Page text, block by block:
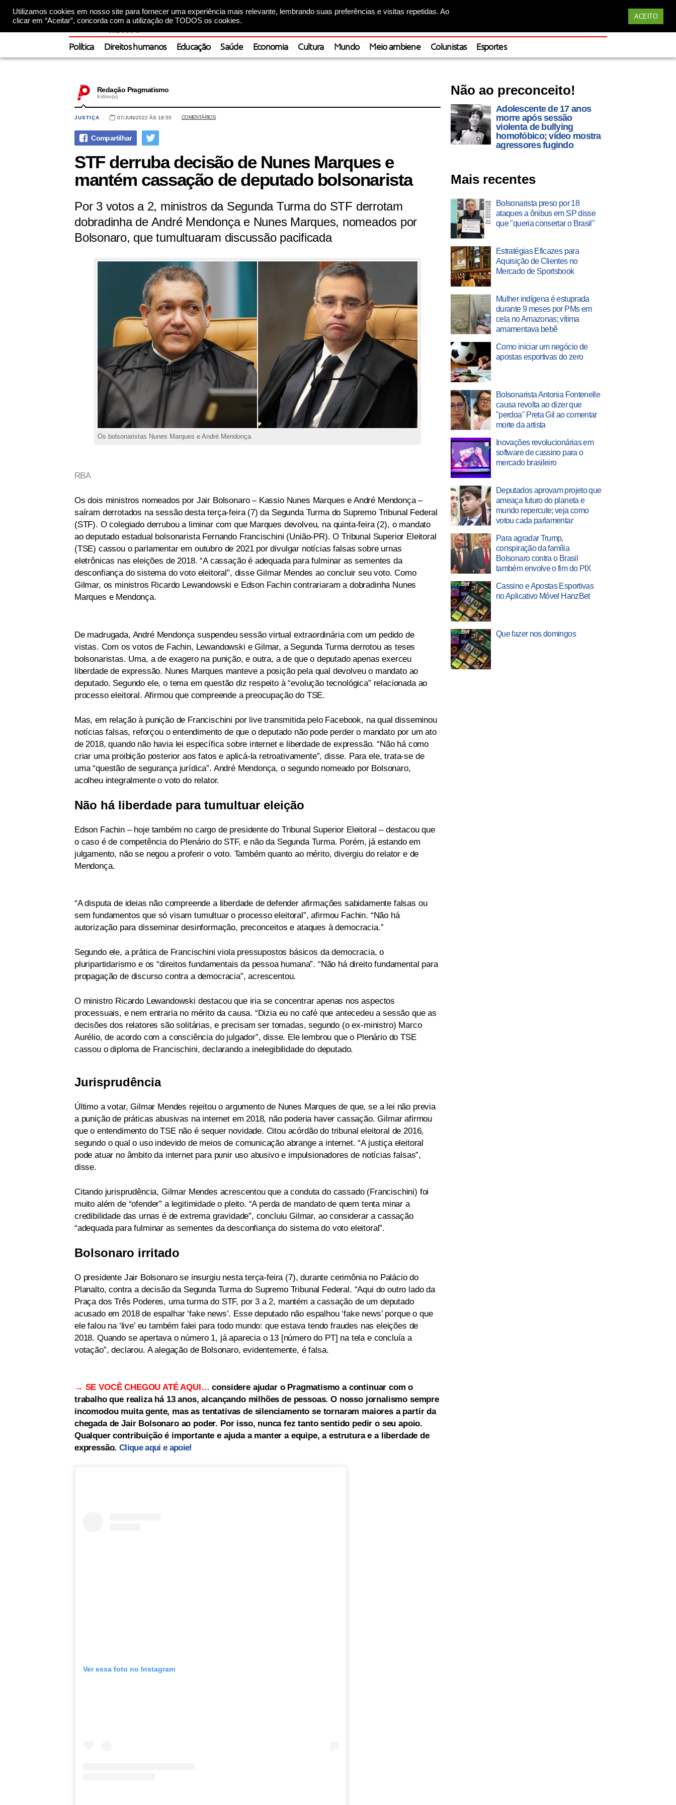
Utilizamos cookies em nosso site para fornecer uma experiência mais relevante, lembrando suas preferências e visitas repetidas. Ao
clicar em “Aceitar”, concorda com a utilização de TODOS os cookies.
ACEITO
Política Direitos humanos Educação Saúde Economia Cultura Mundo Meio ambiene Colunistas Esportes
Redação Pragmatismo
Editor(a)
JUSTIÇA 07/JUN/2022 ÀS 18:55 COMENTÁRIOS
STF derruba decisão de Nunes Marques e
mantém cassação de deputado bolsonarista
Por 3 votos a 2, ministros da Segunda Turma do STF derrotam
dobradinha de André Mendonça e Nunes Marques, nomeados por
Bolsonaro, que tumultuaram discussão pacificada
Os bolsonaristas Nunes Marques e André Mendonça
RBA
Os dois ministros nomeados por Jair Bolsonaro – Kassio Nunes Marques e André Mendonça –
saíram derrotados na sessão desta terça-feira (7) da Segunda Turma do Supremo Tribunal Federal
(STF). O colegiado derrubou a liminar com que Marques devolveu, na quinta-feira (2), o mandato
ao deputado estadual bolsonarista Fernando Francischini (União-PR). O Tribunal Superior Eleitoral
(TSE) cassou o parlamentar em outubro de 2021 por divulgar notícias falsas sobre urnas
eletrônicas nas eleições de 2018. “A cassação é adequada para fulminar as sementes da
desconfiança do sistema do voto eleitoral”, disse Gilmar Mendes ao concluir seu voto. Como
Gilmar, os ministros Ricardo Lewandowski e Edson Fachin contrariaram a dobradinha Nunes
Marques e Mendonça.
De madrugada, André Mendonça suspendeu sessão virtual extraordinária com um pedido de
vistas. Com os votos de Fachin, Lewandowski e Gilmar, a Segunda Turma derrotou as teses
bolsonaristas. Uma, a de exagero na punição, e outra, a de que o deputado apenas exerceu
liberdade de expressão. Nunes Marques manteve a posição pela qual devolveu o mandato ao
deputado. Segundo ele, o tema em questão diz respeito à “evolução tecnológica” relacionada ao
processo eleitoral. Afirmou que compreende a preocupação do TSE.
Mas, em relação à punição de Francischini por live transmitida pelo Facebook, na qual disseminou
notícias falsas, reforçou o entendimento de que o deputado não pode perder o mandato por um ato
de 2018, quando não havia lei específica sobre internet e liberdade de expressão. “Não há como
criar uma proibição posterior aos fatos e aplicá-la retroativamente”, disse. Para ele, trata-se de
uma “questão de segurança jurídica”. André Mendonça, o segundo nomeado por Bolsonaro,
acolheu integralmente o voto do relator.
Não há liberdade para tumultuar eleição
Edson Fachin – hoje também no cargo de presidente do Tribunal Superior Eleitoral – destacou que
o caso é de competência do Plenário do STF, e não da Segunda Turma. Porém, já estando em
julgamento, não se negou a proferir o voto. Também quanto ao mérito, divergiu do relator e de
Mendonça.
“A disputa de ideias não compreende a liberdade de defender afirmações sabidamente falsas ou
sem fundamentos que só visam tumultuar o processo eleitoral”, afirmou Fachin. “Não há
autorização para disseminar desinformação, preconceitos e ataques à democracia.”
Segundo ele, a prática de Francischini viola pressupostos básicos da democracia, o
pluripartidarismo e os “direitos fundamentais da pessoa humana”. “Não há direito fundamental para
propagação de discurso contra a democracia”, acrescentou.
O ministro Ricardo Lewandowski destacou que iria se concentrar apenas nos aspectos
processuais, e nem entraria no mérito da causa. “Dizia eu no café que antecedeu a sessão que as
decisões dos relatores são solitárias, e precisam ser tomadas, segundo (o ex-ministro) Marco
Aurélio, de acordo com a consciência do julgador”, disse. Ele lembrou que o Plenário do TSE
cassou o diploma de Francischini, declarando a inelegibilidade do deputado.
Jurisprudência
Último a votar, Gilmar Mendes rejeitou o argumento de Nunes Marques de que, se a lei não previa
a punição de práticas abusivas na internet em 2018, não poderia haver cassação. Gilmar afirmou
que o entendimento do TSE não é sequer novidade. Citou acórdão do tribunal eleitoral de 2016,
segundo o qual o uso indevido de meios de comunicação abrange a internet. “A justiça eleitoral
pode atuar no âmbito da internet para punir uso abusivo e impulsionadores de notícias falsas”,
disse.
Citando jurisprudência, Gilmar Mendes acrescentou que a conduta do cassado (Francischini) foi
muito além de “ofender” a legitimidade o pleito. “A perda de mandato de quem tenta minar a
credibilidade das urnas é de extrema gravidade”, concluiu Gilmar, ao considerar a cassação
“adequada para fulminar as sementes da desconfiança do sistema do voto eleitoral”.
Bolsonaro irritado
O presidente Jair Bolsonaro se insurgiu nesta terça-feira (7), durante cerimônia no Palácio do
Planalto, contra a decisão da Segunda Turma do Supremo Tribunal Federal. “Aqui do outro lado da
Praça dos Três Poderes, uma turma do STF, por 3 a 2, mantém a cassação de um deputado
acusado em 2018 de espalhar ‘fake news’. Esse deputado não espalhou ‘fake news’ porque o que
ele falou na ‘live’ eu também falei para todo mundo: que estava tendo fraudes nas eleições de
2018. Quando se apertava o número 1, já aparecia o 13 [número do PT] na tela e concluía a
votação”, declarou. A alegação de Bolsonaro, evidentemente, é falsa.
→ SE VOCÊ CHEGOU ATÉ AQUI… considere ajudar o Pragmatismo a continuar com o
trabalho que realiza há 13 anos, alcançando milhões de pessoas. O nosso jornalismo sempre
incomodou muita gente, mas as tentativas de silenciamento se tornaram maiores a partir da
chegada de Jair Bolsonaro ao poder. Por isso, nunca fez tanto sentido pedir o seu apoio.
Qualquer contribuição é importante e ajuda a manter a equipe, a estrutura e a liberdade de
expressão.Clique aqui e apoie!
Ver essa foto no Instagram
Não ao preconceito!
Adolescente de 17 anos
morre após sessão
violenta de bullying
homofóbico; vídeo mostra
agressores fugindo
Mais recentes
Bolsonarista preso por 18
ataques a ônibus em SP disse
que "queria consertar o Brasil"
Estratégias Eficazes para
Aquisição de Clientes no
Mercado de Sportsbook
Mulher indígena é estuprada
durante 9 meses por PMs em
cela no Amazonas; vítima
amamentava bebê
Como iniciar um negócio de
apostas esportivas do zero
Bolsonarista Antonia Fontenelle
causa revolta ao dizer que
"perdoa" Preta Gil ao comentar
morte da artista
Inovações revolucionárias em
software de cassino para o
mercado brasileiro
Deputados aprovam projeto que
ameaça futuro do planeta e
mundo repercute; veja como
votou cada parlamentar
Para agradar Trump,
conspiração da família
Bolsonaro contra o Brasil
também envolve o fim do PIX
Cassino e Apostas Esportivas
no Aplicativo Móvel HanzBet
Que fazer nos domingos